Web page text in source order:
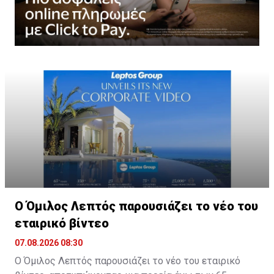
Ο Όμιλος Λεπτός παρουσιάζει το νέο του
εταιρικό βίντεο
07.08.2026 08:30
Ο Όμιλος Λεπτός παρουσιάζει το νέο του εταιρικό